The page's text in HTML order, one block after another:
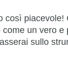
così piacevole!
come un vero e
sullo